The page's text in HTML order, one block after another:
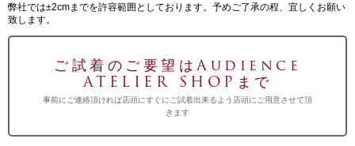
弊社では±2cmまでを許容範囲としております。予めご了承の程、宜しくお願い
致します。
ご試着のご要望はAudience
ATELIER SHOPまで
事前にご連絡頂ければ店頭にすぐにご試着出来るよう店頭にご用意させて頂
きます